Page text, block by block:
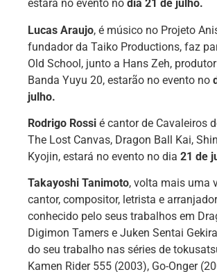
estará no evento no dia 21 de julho.
Lucas Araujo, é músico no Projeto
fundador da Taiko Productions, faz
Old School, junto a Hans Zeh,
Banda Yuyu 20, estarão no evento no
julho.
Rodrigo Rossi é cantor de Cavaleiros
The Lost Canvas, Dragon Ball Kai,
Kyojin, estará no evento no dia 21 de
Takayoshi Tanimoto, volta mais uma
cantor, compositor, letrista e
conhecido pelo seus trabalhos em
Digimon Tamers e Juken Sentai
do seu trabalho nas séries de
Kamen Rider 555 (2003), Go-Onger